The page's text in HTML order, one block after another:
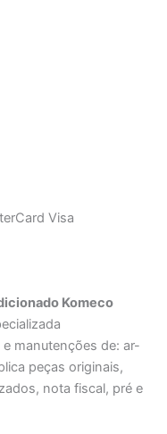
Visa
Komeco
manutenções de: ar-
peças originais,
nota fiscal, pré e